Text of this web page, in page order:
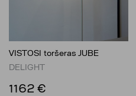
VISTOSI toršeras JUBE
DELIGHT
1162 €